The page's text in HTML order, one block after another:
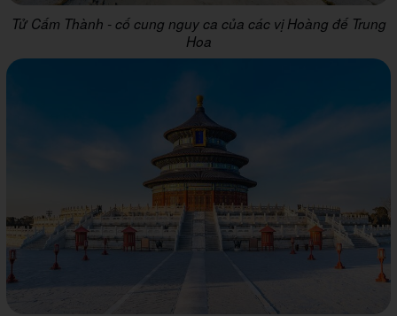
Tử Cấm Thành - cố cung nguy ca của các vị Hoàng đế Trung
Hoa